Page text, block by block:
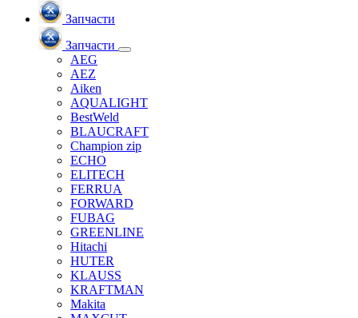
Запчасти
Запчасти
AEG
AEZ
Aiken
AQUALIGHT
BestWeld
BLAUCRAFT
Champion zip
ECHO
ELITECH
FERRUA
FORWARD
FUBAG
GREENLINE
Hitachi
HUTER
KLAUSS
KRAFTMAN
Makita